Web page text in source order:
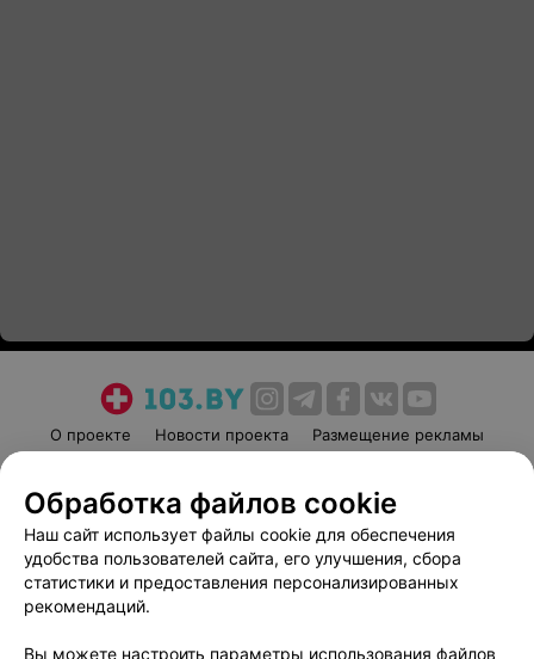
О проекте Новости проекта
Размещение рекламы
Пользовательское соглашение
Способы оплаты
Вакансии
Партнеры
Написать руководителю 103.by
Обработка файлов cookie
Наш сайт использует файлы cookie для обеспечения
удобства пользователей сайта, его улучшения, сбора
статистики и предоставления персонализированных
рекомендаций.
Вы можете настроить параметры использования файлов